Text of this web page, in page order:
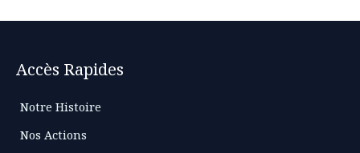
Accès Rapides
Notre Histoire
Nos Actions